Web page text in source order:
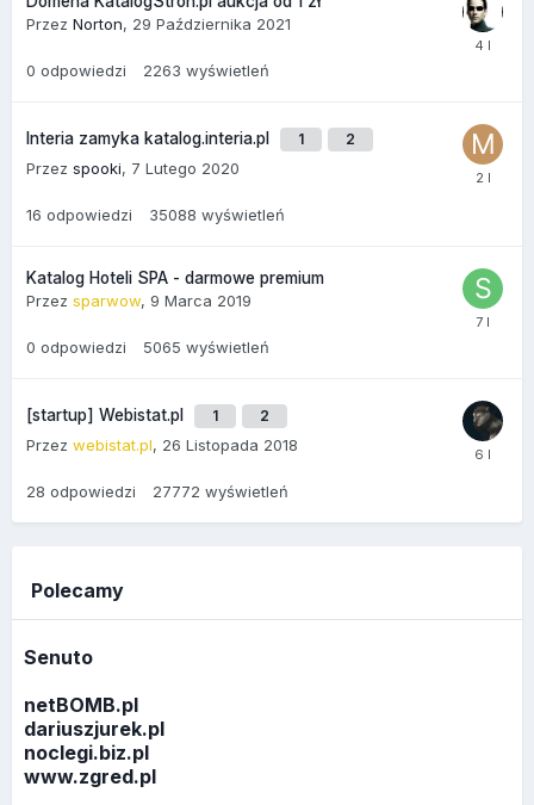
Przez Norton, 29 Października 2021
0 odpowiedzi 2263 wyświetleń
Interia zamyka katalog.interia.pl 1 2
Przez spooki, 7 Lutego 2020
16 odpowiedzi 35088 wyświetleń
Katalog Hoteli SPA - darmowe premium
Przez sparwow, 9 Marca 2019
0 odpowiedzi 5065 wyświetleń
[startup] Webistat.pl 1 2
Przez webistat.pl, 26 Listopada 2018
28 odpowiedzi 27772 wyświetleń
Polecamy
Senuto
netBOMB.pl
dariuszjurek.pl
noclegi.biz.pl
www.zgred.pl